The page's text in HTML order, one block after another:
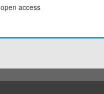
open access